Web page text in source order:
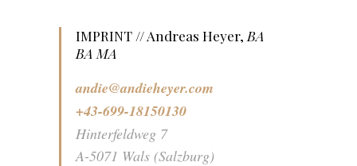
IMPRINT // Andreas Heyer, BA
BA MA
andie@andieheyer.com
+43-699-18150130
Hinterfeldweg 7
A-5071 Wals (Salzburg)